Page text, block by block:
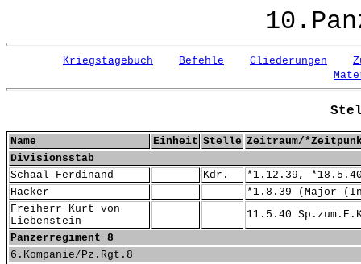
Kriegstagebuch Befehle Gliederungen
Name Einheit Stelle Zeitraum/
Divisionsstab
Schaal Ferdinand
Kdr.
*1.12.39,
Häcker
*1.8.39 (Major
Freiherr Kurt von
Liebenstein
11.5.40
Panzerregiment 8
6.Kompanie/Pz.Rgt.8